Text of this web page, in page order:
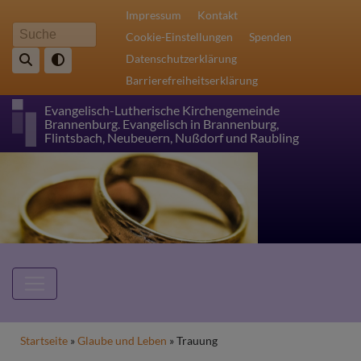
zum
Inhalt
Suche
Fußbereichsmenü
Impressum
Kontakt
Cookie-Einstellungen
Spenden
Datenschutzerklärung
Barrierefreiheitserklärung
Evangelisch-Lutherische Kirchengemeinde
Brannenburg. Evangelisch in Brannenburg,
Flintsbach, Neubeuern, Nußdorf und Raubling
Breadcrumb
Startseite Glaube und Leben Trauung